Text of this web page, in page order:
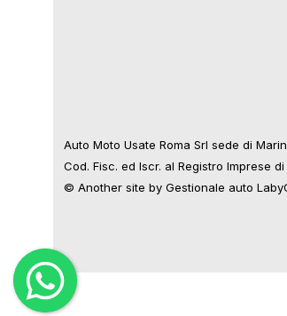
Auto Moto Usate Roma Srl sede di
Cod. Fisc. ed Iscr. al Registro Imprese di
© Another site by Gestionale auto